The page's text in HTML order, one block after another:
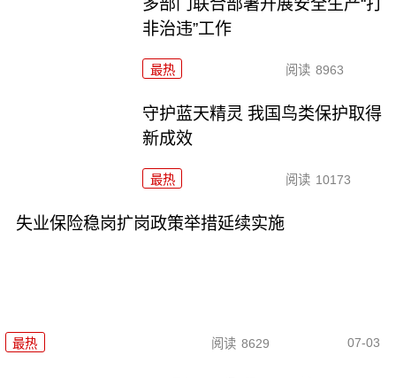
多部门联合部署开展安全生产“打
非治违”工作
最热 阅读 8963
守护蓝天精灵 我国鸟类保护取得
新成效
最热 阅读 10173
失业保险稳岗扩岗政策举措延续实施
最热 阅读 8629 07-03